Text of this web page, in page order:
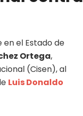
en el Estado de
Ortega,
(Cisen), al
Luis Donaldo